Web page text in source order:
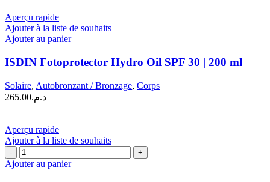
était :
د.م.640.00.
Aperçu rapide
Ajouter à la liste de souhaits
Ajouter au panier
ISDIN Fotoprotector Hydro Oil SPF 30 | 200 ml
Solaire, Autobronzant / Bronzage, Corps
د.م.265.00
Aperçu rapide
Ajouter à la liste de souhaits
quantité
de
Ajouter au panier